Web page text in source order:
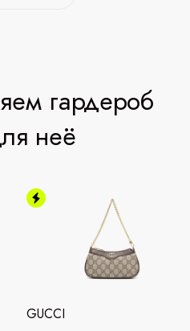
гардероб
неё
GUCCI